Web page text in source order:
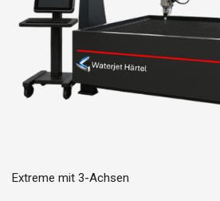
Extreme mit 3-Achsen